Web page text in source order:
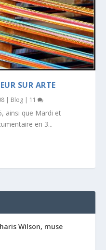
SUR ARTE
| Blog | 11
ainsi que Mardi et
en 3...
Wilson, muse